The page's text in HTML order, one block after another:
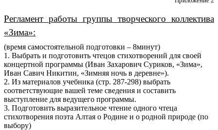
Регламент работы группы творческого коллектива
«Зима»:
(время самостоятельной подготовки – 8минут)
1. Выбрать и подготовить чтецов стихотворений для своей
концертной программы (Иван Захарович Суриков, «Зима»,
Иван Савич Никитин, «Зимняя ночь в деревне»).
2. Из материалов учебника (стр. 287-298) выбрать
соответствующие вашей теме сведения и составить
выступление для ведущего программы.
3. Подготовить выразительное чтение одного чтеца
стихотворения поэта Алтая о Родине и о родной природе (по
выбору)